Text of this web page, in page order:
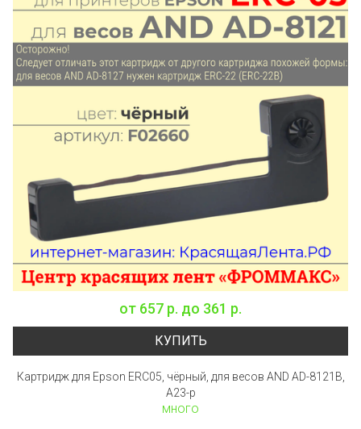
от 657 р. до 361 р.
КУПИТЬ
Картридж для Epson ERC05, чёрный, для весов AND AD-8121B,
A23-p
много